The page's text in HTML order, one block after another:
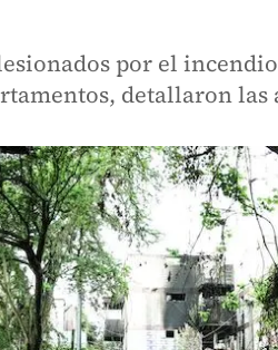
por el
detallaron las